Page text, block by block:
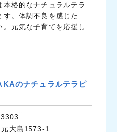
格的なナチュラルテラ
す。体調不良を感じた
。元気な子育てを応援し
のナチュラルテラピ
元大島1573-1